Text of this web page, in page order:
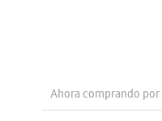
Ahora comprando por